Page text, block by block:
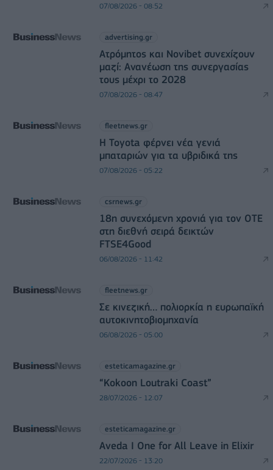
07/08/2026 - 08:52
advertising.gr
Ατρόμητος και Novibet συνεχίζουν
μαζί: Ανανέωση της συνεργασίας
τους μέχρι το 2028
07/08/2026 - 08:47
fleetnews.gr
Η Toyota φέρνει νέα γενιά
μπαταριών για τα υβριδικά της
07/08/2026 - 05:22
csrnews.gr
18η συνεχόμενη χρονιά για τον ΟΤΕ
στη διεθνή σειρά δεικτών
FTSE4Good
06/08/2026 - 11:42
fleetnews.gr
Σε κινεζική… πολιορκία η ευρωπαϊκή
αυτοκινητοβιομηχανία
06/08/2026 - 05:00
esteticamagazine.gr
“Kokoon Loutraki Coast”
28/07/2026 - 12:07
esteticamagazine.gr
Aveda I One for All Leave in Elixir
22/07/2026 - 13:20